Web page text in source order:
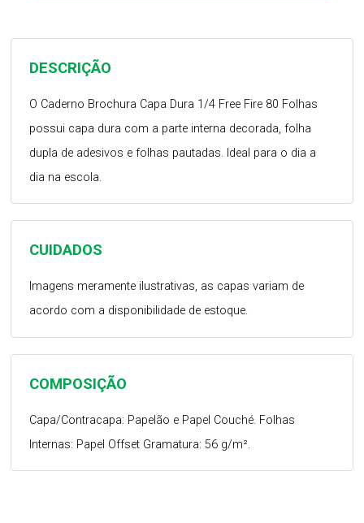
COMPOSIÇÃO
Capa/Contracapa: Papelão e Papel Couché. Folhas
Internas: Papel Offset Gramatura: 56 g/m².
CUIDADOS
Imagens meramente ilustrativas, as capas variam de
acordo com a disponibilidade de estoque.
DESCRIÇÃO
O Caderno Brochura Capa Dura 1/4 Free Fire 80 Folhas
possui capa dura com a parte interna decorada, folha
dupla de adesivos e folhas pautadas. Ideal para o dia a
dia na escola.